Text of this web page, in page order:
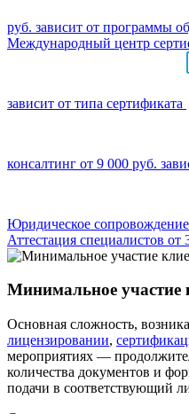
руб. зависит от программы
Международный центр
зависит от типа сертификата
консалтинг от 9 000 руб.
Юридическое сопровождение
Аттестация специалистов от
Минимальное участие
Основная сложность,
лицензировании,
мероприятиях —
количества документов и
подачи в соответствующий